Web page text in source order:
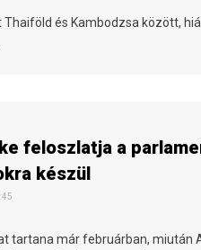
és Kambodzsa között,
feloszlatja a
készül
tartana már februárban, miután